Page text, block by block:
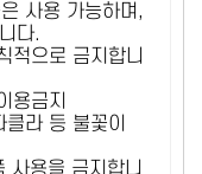
사용 가능하며,
다.
적으로 금지합니
용금지
라 등 불꽃이
용을 금지합니